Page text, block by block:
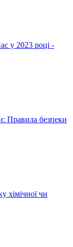
у 2023 році -
Правила безпеки
хімічної чи